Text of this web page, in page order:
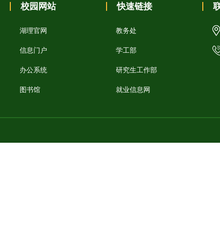
校园网站
湖理官网
信息门户
办公系统
图书馆
快速链接
教务处
学工部
研究生工作部
就业信息网